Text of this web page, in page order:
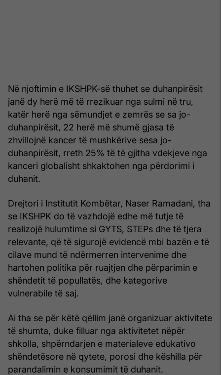
Në njoftimin e IKSHPK-së thuhet se duhanpirësit
janë dy herë më të rrezikuar nga sulmi në tru,
katër herë nga sëmundjet e zemrës se sa jo-
duhanpirësit, 22 herë më shumë gjasa të
zhvillojnë kancer të mushkërive sesa jo-
duhanpirësit, rreth 25% të të gjitha vdekjeve nga
kanceri globalisht shkaktohen nga përdorimi i
duhanit.
Drejtori i Institutit Kombëtar, Naser Ramadani, tha
se IKSHPK do të vazhdojë edhe më tutje të
realizojë hulumtime si GYTS, STEPs dhe të tjera
relevante, që të sigurojë evidencë mbi bazën e të
cilave mund të ndërmerren intervenime dhe
hartohen politika për ruajtjen dhe përparimin e
shëndetit të popullatës, dhe kategorive
vulnerabile të saj.
Ai tha se për këtë qëllim janë organizuar aktivitete
të shumta, duke filluar nga aktivitetet nëpër
shkolla, shpërndarjen e materialeve edukativo
shëndetësore në qytete, porosi dhe këshilla për
parandalimin e konsumimit të duhanit.